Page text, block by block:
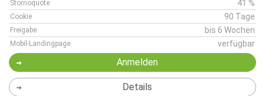
Stornoquote 41 %
Cookie 90 Tage
Freigabe bis 6 Wochen
Mobil-Landingpage verfügbar
Anmelden
Details